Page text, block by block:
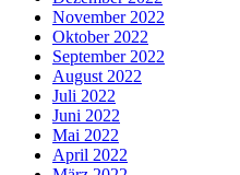
November 2022
Oktober 2022
September 2022
August 2022
Juli 2022
Juni 2022
Mai 2022
April 2022